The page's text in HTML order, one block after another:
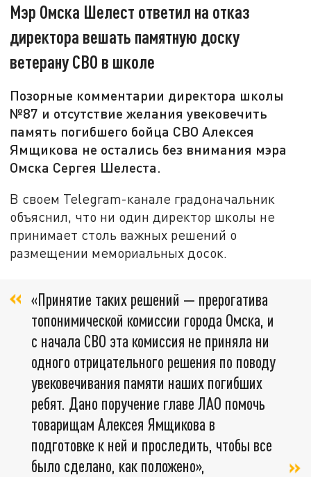
Мэр Омска Шелест ответил на отказ
директора вешать памятную доску
ветерану СВО в школе
Позорные комментарии директора школы
№87 и отсутствие желания увековечить
память погибшего бойца СВО Алексея
Ямщикова не остались без внимания мэра
Омска Сергея Шелеста.
В своем Telegram-канале градоначальник
объяснил, что ни один директор школы не
принимает столь важных решений о
размещении мемориальных досок.
«Принятие таких решений — прерогатива
топонимической комиссии города Омска, и
с начала СВО эта комиссия не приняла ни
одного отрицательного решения по поводу
увековечивания памяти наших погибших
ребят. Дано поручение главе ЛАО помочь
товарищам Алексея Ямщикова в
подготовке к ней и проследить, чтобы все
было сделано, как положено»,